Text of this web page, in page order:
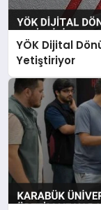
YÖK Dijital
Yetiştiriyor